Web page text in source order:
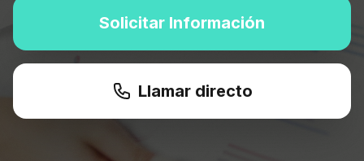
Solicitar Información
Llamar directo